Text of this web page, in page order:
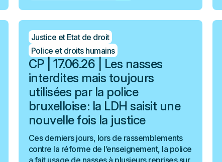
Justice et Etat de droit
Police et droits humains
CP | 17.06.26 | Les nasses
interdites mais toujours
utilisées par la police
bruxelloise : la LDH saisit une
nouvelle fois la justice
Ces derniers jours, lors de rassemblements
contre la réforme de l’enseignement, la police
a fait usage de nasses à plusieurs reprises sur